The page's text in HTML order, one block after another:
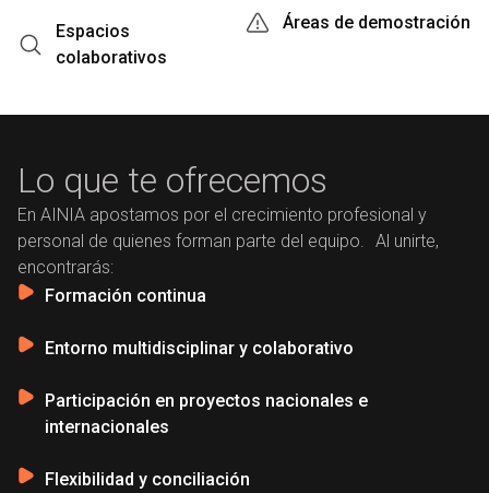
Espacios
colaborativos
Áreas de demostración
Lo que te ofrecemos
En AINIA apostamos por el crecimiento profesional y
personal de quienes forman parte del equipo. Al unirte,
encontrarás:
Formación continua
Entorno multidisciplinar y colaborativo
Participación en proyectos nacionales e
internacionales
Flexibilidad y conciliación